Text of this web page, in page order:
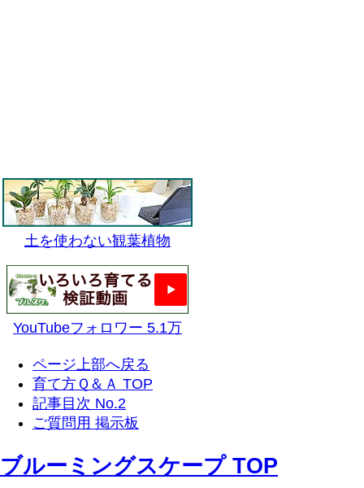
土を使わない観葉植物
YouTubeフォロワー 5.1万
ページ上部へ戻る
育て方Ｑ＆Ａ TOP
記事目次 No.2
ご質問用 掲示板
ブルーミングスケープ TOP